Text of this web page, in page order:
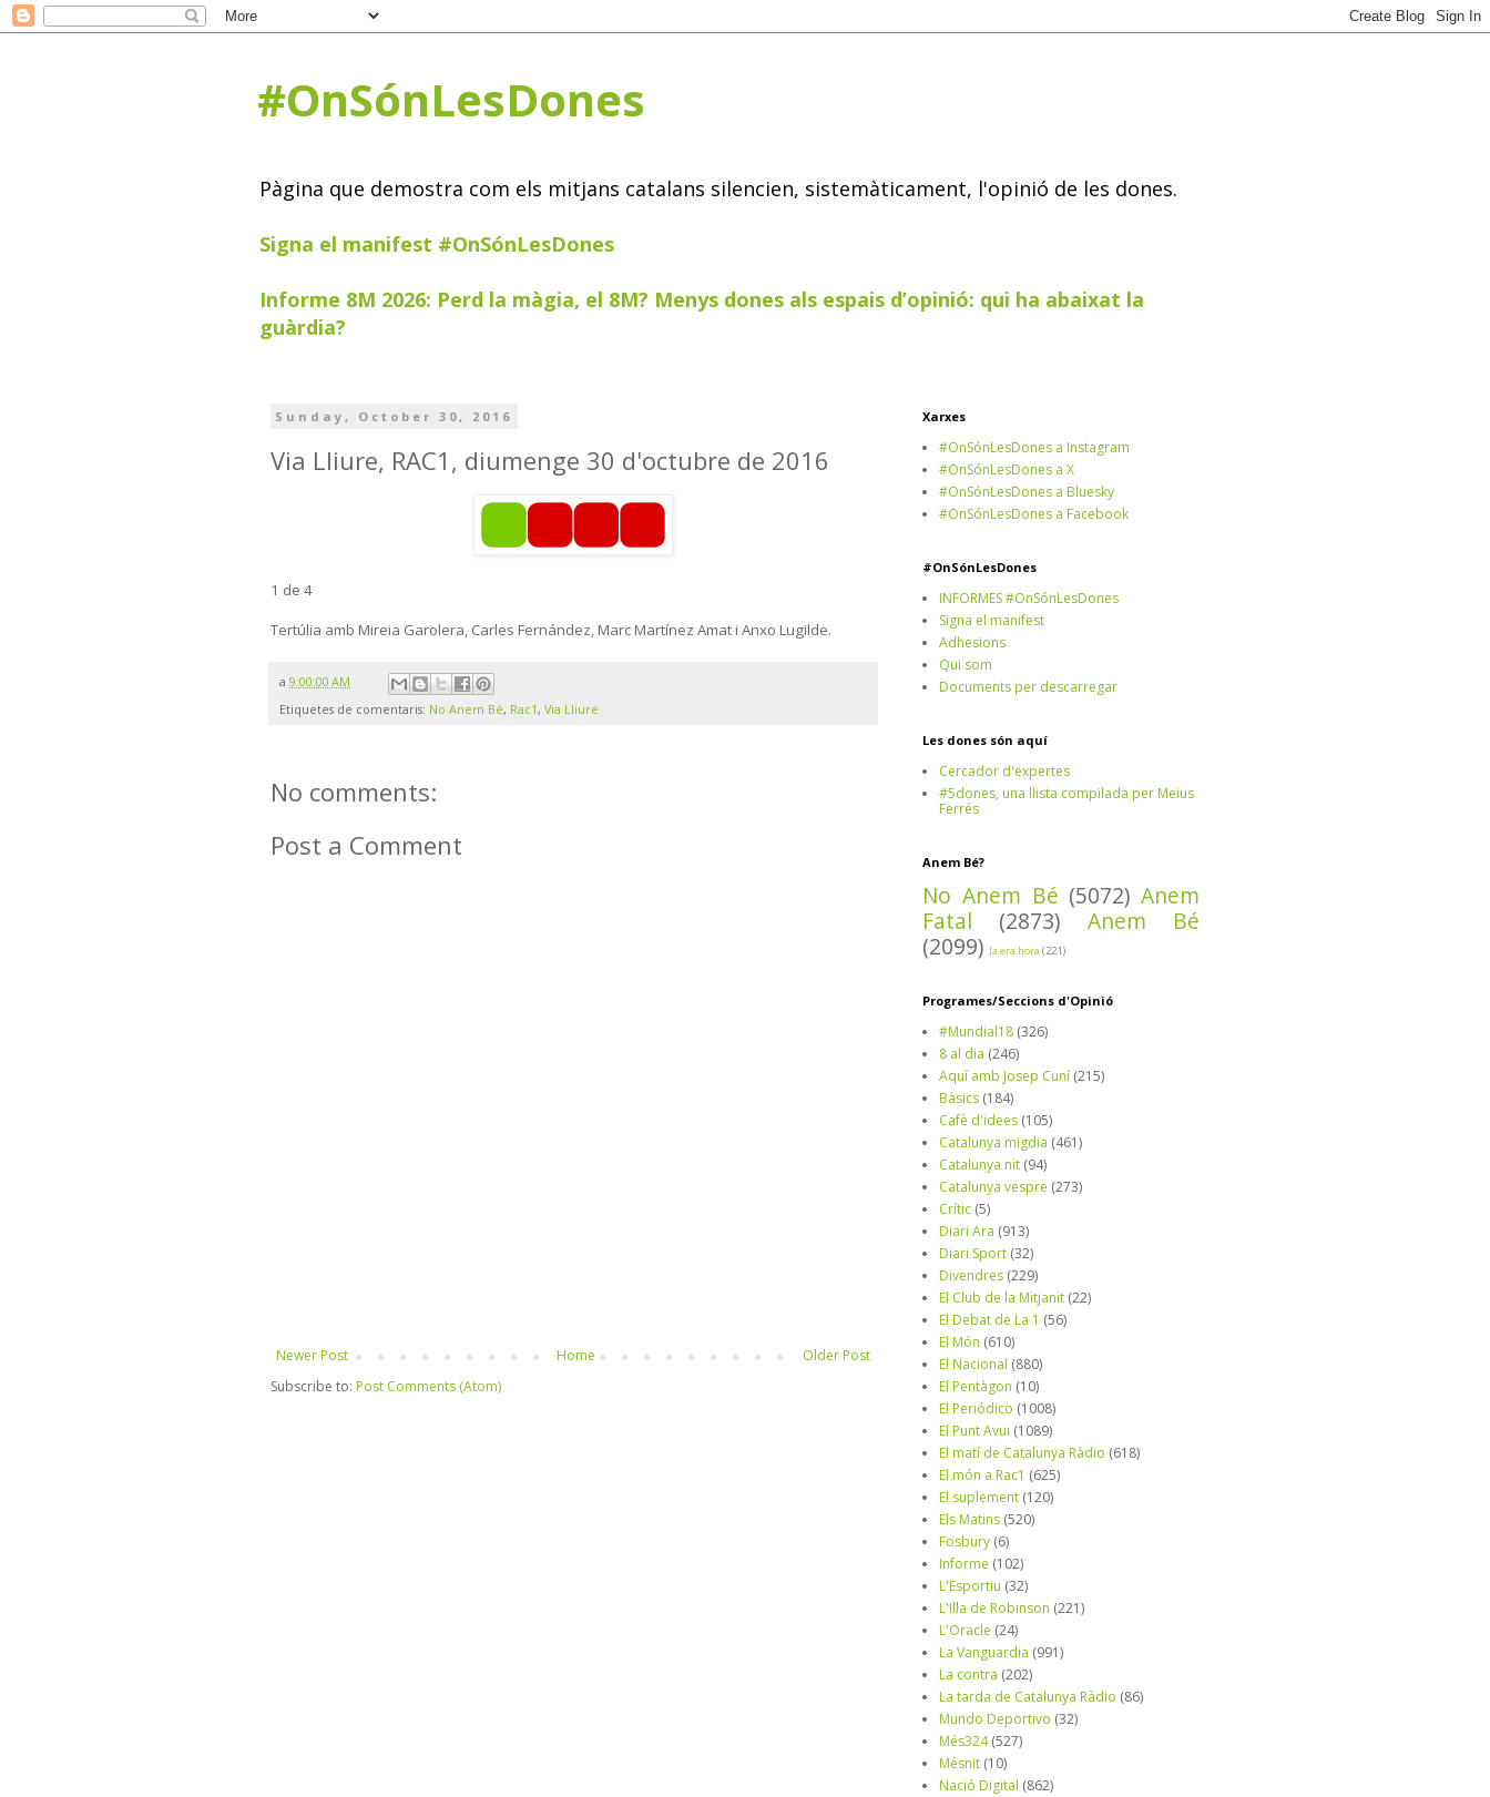
#OnSónLesDones
Pàgina que demostra com els mitjans catalans silencien, sistemàticament, l'opinió de les dones.
Signa el manifest #OnSónLesDones
Informe 8M 2026: Perd la màgia, el 8M? Menys dones als espais d’opinió: qui ha abaixat la
guàrdia?
Sunday, October 30, 2016
Via Lliure, RAC1, diumenge 30 d'octubre de 2016
1 de 4
Tertúlia amb Mireia Garolera, Carles Fernández, Marc Martínez Amat i Anxo Lugilde.
a 9:00:00 AM
Etiquetes de comentaris: No Anem Bé, Rac1, Via Lliure
No comments:
Post a Comment
Newer Post Older Post
Home
Subscribe to: Post Comments (Atom)
Xarxes
#OnSónLesDones a Instagram
#OnSónLesDones a X
#OnSónLesDones a Bluesky
#OnSónLesDones a Facebook
#OnSónLesDones
INFORMES #OnSónLesDones
Signa el manifest
Adhesions
Qui som
Documents per descarregar
Les dones són aquí
Cercador d'expertes
#5dones, una llista compilada per Meius
Ferrés
Anem Bé?
No Anem Bé (5072) Anem
Fatal
(2873)
Anem Bé
(2099) Ja era hora (221)
Programes/Seccions d'Opinió
#Mundial18 (326)
8 al dia (246)
Aquí amb Josep Cuní (215)
Bàsics (184)
Cafè d'idees (105)
Catalunya migdia (461)
Catalunya nit (94)
Catalunya vespre (273)
Crític (5)
Diari Ara (913)
Diari Sport (32)
Divendres (229)
El Club de la Mitjanit (22)
El Debat de La 1 (56)
El Món (610)
El Nacional (880)
El Pentàgon (10)
El Periódico (1008)
El Punt Avui (1089)
El matí de Catalunya Ràdio (618)
El món a Rac1 (625)
El suplement (120)
Els Matins (520)
Fosbury (6)
Informe (102)
L'Esportiu (32)
L'Illa de Robinson (221)
L'Oracle (24)
La Vanguardia (991)
La contra (202)
La tarda de Catalunya Ràdio (86)
Mundo Deportivo (32)
Més324 (527)
Mésnit (10)
Nació Digital (862)